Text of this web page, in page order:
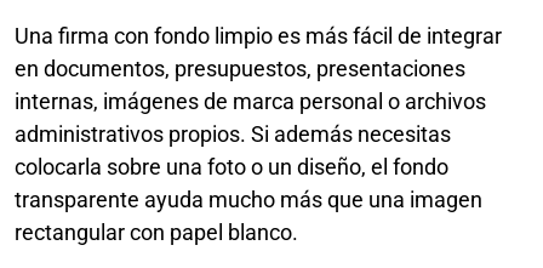
Una firma con fondo limpio es más fácil de integrar
en documentos, presupuestos, presentaciones
internas, imágenes de marca personal o archivos
administrativos propios. Si además necesitas
colocarla sobre una foto o un diseño, el fondo
transparente ayuda mucho más que una imagen
rectangular con papel blanco.